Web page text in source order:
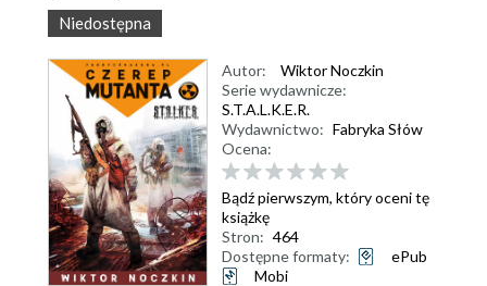
Niedostępna
Autor:
Wiktor Noczkin
Serie wydawnicze:
S.T.A.L.K.E.R.
Wydawnictwo: Fabryka Słów
Ocena:
Bądź pierwszym, który oceni tę
książkę
Stron: 464
Dostępne formaty:
ePub
Mobi